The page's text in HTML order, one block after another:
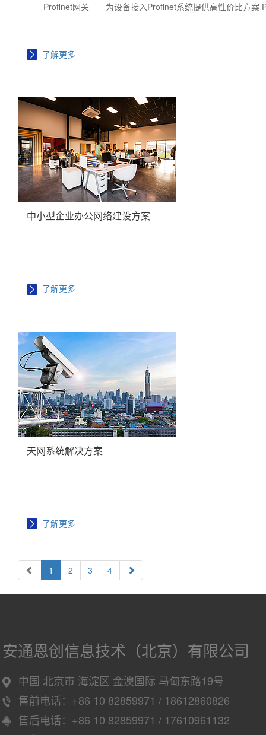
Profinet网关——为设备接入Profinet系统提供高性价比方
了解更多
中小型企业办公网络建设方案
了解更多
天网系统解决方案
了解更多
1 2 3 4
安通恩创信息技术（北京）有限公司
中国 北京市 海淀区 金澳国际 马甸东路19号
售前电话：+86 10 82859971 / 18612860826
售后电话：+86 10 82859971 / 17610961132